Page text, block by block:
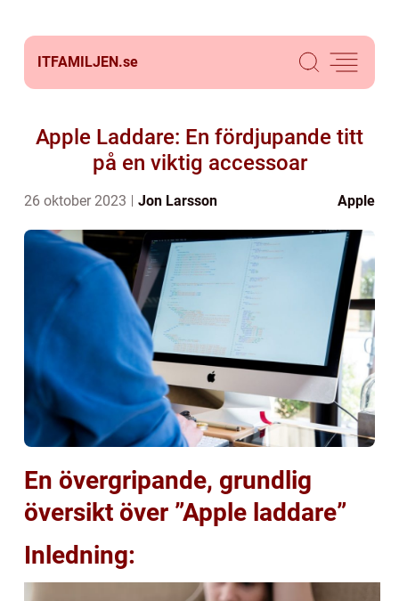
ITFAMILJEN.se
Apple Laddare: En fördjupande titt
på en viktig accessoar
26 oktober 2023 Jon Larsson Apple
En övergripande, grundlig
översikt över ”Apple laddare”
Inledning: